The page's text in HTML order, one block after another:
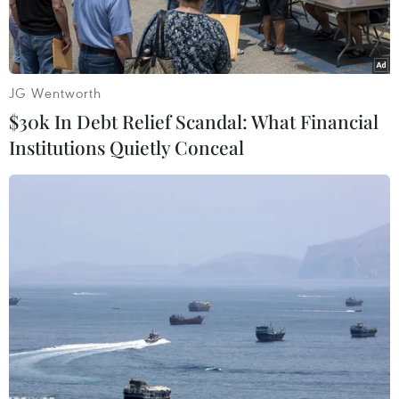
Theo phóng viên TTXVN tại New Delhi, ngày
19/2, cuộc tập trận hải quân đa quốc gia quy mô
lớn mang tên “Milan” kéo dài 9 ngày ở
Visakhapatnam, bang Đông Nam Andhra
JG Wentworth
$30k In Debt Relief Scandal: What Financial
Institutions Quietly Conceal